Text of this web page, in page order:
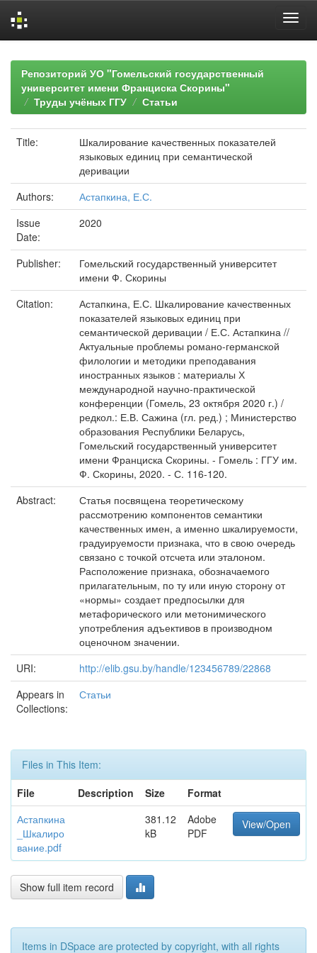
navigationРепозиторий УО "Гомельский государственный
университет имени Франциска Скорины"
Труды учёных ГГУ
Статьи
Title:
Шкалирование качественных показателей
языковых единиц при семантической
деривации
Authors:
Астапкина, Е.С.
Issue
Date:
2020
Publisher:
Гомельский государственный университет
имени Ф. Скорины
Citation:
Астапкина, Е.С. Шкалирование качественных
показателей языковых единиц при
семантической деривации / Е.С. Астапкина //
Актуальные проблемы романо-германской
филологии и методики преподавания
иностранных языков : материалы Х
международной научно-практической
конференции (Гомель, 23 октября 2020 г.) /
редкол.: Е.В. Сажина (гл. ред.) ; Министерство
образования Республики Беларусь,
Гомельский государственный университет
имени Франциска Скорины. - Гомель : ГГУ им.
Ф. Скорины, 2020. - С. 116-120.
Abstract:
Статья посвящена теоретическому
рассмотрению компонентов семантики
качественных имен, а именно шкалируемости,
градуируемости признака, что в свою очередь
связано с точкой отсчета или эталоном.
Расположение признака, обозначаемого
прилагательным, по ту или иную сторону от
«нормы» создает предпосылки для
метафорического или метонимического
употребления адъективов в производном
оценочном значении.
URI:
http://elib.gsu.by/handle/123456789/22868
Appears in
Collections:
Статьи
Files in This Item:
File
Description Size
Format
Астапкина
_Шкалиро
вание.pdf
381.12
kB
Adobe
PDF
View/Open
Show full item record
Items in DSpace are protected by copyright, with all rights